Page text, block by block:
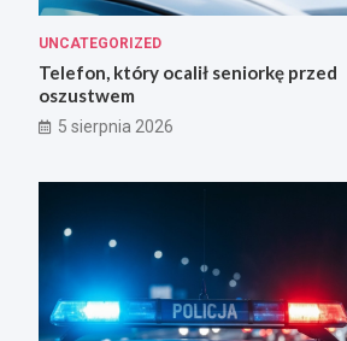
UNCATEGORIZED
Telefon, który ocalił seniorkę przed
oszustwem
5 sierpnia 2026